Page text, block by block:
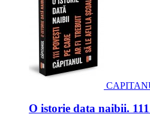
O istorie data naibii.